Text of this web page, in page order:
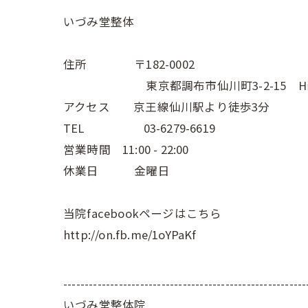
いづみ堂整体
住所 〒182-0002
東京都調布市仙川町3-2-15
アクセス 京王線仙川駅より徒歩3分
TEL 03-6279-6619
営業時間 11:00 - 22:00
休業日 金曜日
当院facebookページはこちら
http://on.fb.me/1oYPaKf
いづみ堂整体院